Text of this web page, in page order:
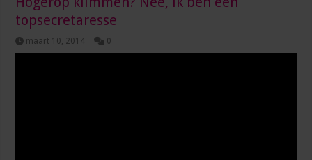
topsecretaresse
maart 10, 2014 0